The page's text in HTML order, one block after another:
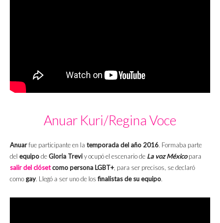
Anuar Kuri/Regina Voce
Anuarfue participante en la temporada del año 2016. Formaba parte
del equipodeGloria Treviy ocupó el escenario de La voz Méxicopara
salir del clósetcomo persona LGBT+, para ser precisos, se declaró
comogay. Llegó a ser uno de losfinalistas de su equipo.